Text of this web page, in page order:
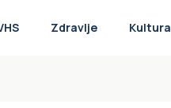
Zdravlje Kultura